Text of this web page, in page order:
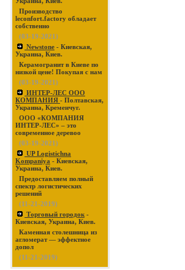
Производство
leconfort.factory обладает
собственно
(03-19-2021)
Newstone - Киевская,
Украина, Киев.
Керамогранит в Киеве по
низкой цене! Покупая с нам
(03-19-2021)
ИНТЕР-ЛЕС ООО
КОМПАНИЯ - Полтавская,
Украина, Кременчуг.
ООО «КОМПАНИЯ
ИНТЕР-ЛЕС» – это
современное деревоо
(03-19-2021)
UP Logistichna
Kompaniya - Киевская,
Украина, Киев.
Предоставляем полный
спектр логистических
решений
(11-21-2019)
Торговый городок -
Киевская, Украина, Киев.
Каменная столешница из
агломерат — эффектное
допол
(11-21-2019)